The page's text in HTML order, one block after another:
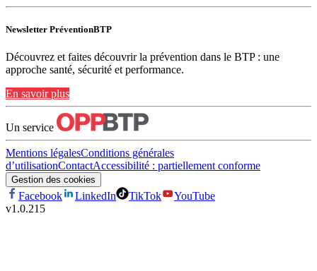
Newsletter PréventionBTP
Découvrez et faites découvrir la prévention dans le BTP : une
approche santé, sécurité et performance.
En savoir plus
Un service
Mentions légalesConditions générales
d’utilisationContactAccessibilité : partiellement conforme
Gestion des cookies
Facebook LinkedIn TikTok
YouTube
v1.0.215